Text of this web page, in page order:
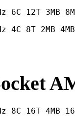
6C 12T 3MB
4C 8T 2MB
8C 16T 4MB